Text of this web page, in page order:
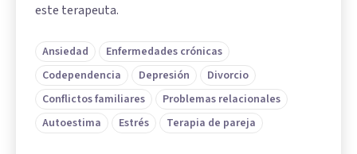
este terapeuta.
Ansiedad
Enfermedades crónicas
Codependencia
Depresión
Divorcio
Conflictos familiares
Problemas relacionales
Autoestima
Estrés Terapia de pareja